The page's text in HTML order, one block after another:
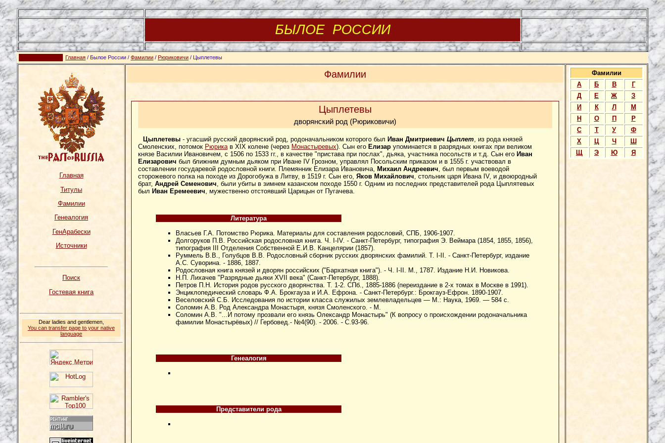
БЫЛОЕ РОССИИ
Главная / Былое России / Фамилии / Рюриковичи / Цыплетевы
Главная
Титулы
Фамилии
Генеалогия
ГенАрабески
Источники
Поиск
Гостевая книга
Dear ladies and gentlemen,
You can transfer page to your native
language
Фамилии
Цыплетевы
дворянский род (Рюриковичи)
Цыплетевы- угасший русский дворянский род, родоначальником которого был Иван Дмитриевич Цыплет , из рода князей
Смоленских, потомок Рюрикав XIX колене (через Монастыревых). Сын его Елизарупоминается в разрядных книгах при великом
князе Василии Ивановичем, с 1506 по 1533 гг., в качестве "пристава при послах", дьяка, участника посольств и т.д. Сын его Иван
Елизарович был ближним думным дьяком при Иване IV Грозном, управлял Посольским приказом и в 1555 г. участвовал в
составлении государевой родословной книги. Племянник Елизара Ивановича,
Михаил Андреевич , был первым воеводой
сторожевого полка на походе из Дорогобужа в Литву, в 1519 г. Сын его, Яков Михайлович , стольник царя Ивана IV, и двоюродный
брат, Андрей Семенович , были убиты в зимнем казанском походе 1550 г. Одним из последних представителей рода Цыплятевых
был Иван Еремеевич , мужественно отстоявший Царицын от Пугачева.
Литература
Власьев Г.А. Потомство Рюрика. Материалы для составления родословий, СПБ, 1906-1907.
Долгоруков П.В. Российская родословная книга. Ч. I-IV. - Санкт-Петербург, типография Э. Веймара (1854, 1855, 1856),
типография III Отделения Собственной Е.И.В. Канцелярии (1857).
Руммель В.В., Голубцов В.В. Родословный сборник русских дворянских фамилий. Т. I-II. - Санкт-Петербург, издание
А.С. Суворина. - 1886, 1887.
Родословная книга князей и дворян российских ("Бархатная книга"). - Ч. I-II. М., 1787. Издание Н.И. Новикова.
Н.П. Лихачев "Разрядные дьяки XVII века" (Санкт-Петербург, 1888).
Петров П.Н. История родов русского дворянства. Т. 1-2. СПб., 1885-1886 (переиздание в 2-х томах в Москве в 1991).
Энциклопедический словарь Ф.А. Брокгауза и И.А. Ефрона. - Санкт-Петербург.: Брокгауз-Ефрон. 1890-1907.
Веселовский С.Б. Исследования по истории класса служилых землевладельцев — М.: Наука, 1969. — 584 с.
Соломин А.В. Род Александра Монастыря, князя Смоленского. - М.
Соломин А.В. "...И потому прозвали его князь Олександр Монастырь" (К вопросу о происхождении родоначальника
фамилии Монастырёвых) // Гербовед.- №4(90). - 2006. - С.93-96.
Генеалогия
Представители рода
Фамилии
А
Б В
Г
Д
Е Ж
З
И
К Л
М
Н
О П
Р
С
Т У
Ф
Х
Ц Ч
Ш
Щ
Э Ю Я